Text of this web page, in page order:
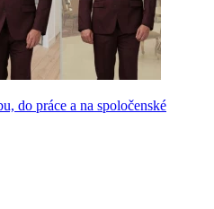
do práce a na spoločenské